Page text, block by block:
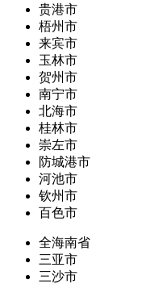
贵港市
梧州市
来宾市
玉林市
贺州市
南宁市
北海市
桂林市
崇左市
防城港市
河池市
钦州市
百色市
全海南省
三亚市
三沙市